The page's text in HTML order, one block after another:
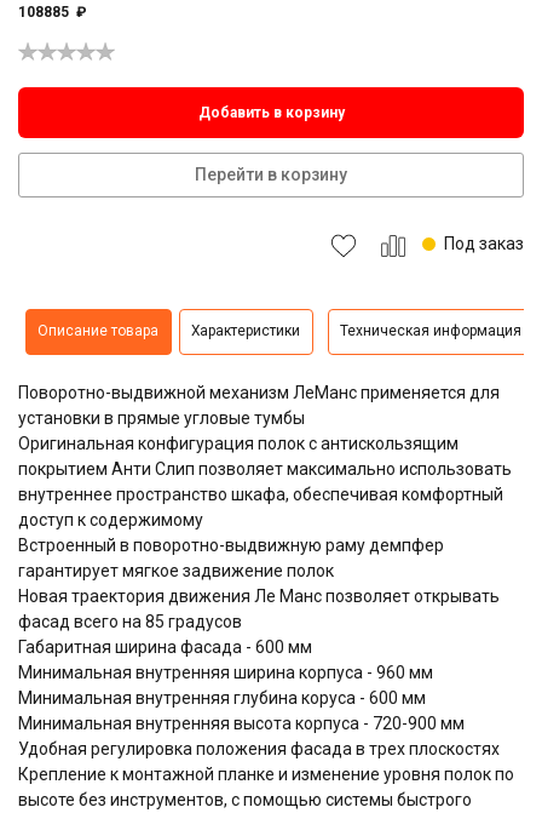
108885 ₽
Добавить в корзину
Перейти в корзину
Под заказ
Описание товара Характеристики Техническая информация
Поворотно-выдвижной механизм ЛеМанс применяется для
установки в прямые угловые тумбы
Оригинальная конфигурация полок с антискользящим
покрытием Анти Слип позволяет максимально использовать
внутреннее пространство шкафа, обеспечивая комфортный
доступ к содержимому
Встроенный в поворотно-выдвижную раму демпфер
гарантирует мягкое задвижение полок
Новая траектория движения Ле Манс позволяет открывать
фасад всего на 85 градусов
Габаритная ширина фасада - 600 мм
Минимальная внутренняя ширина корпуса - 960 мм
Минимальная внутренняя глубина коруса - 600 мм
Минимальная внутренняя высота корпуса - 720-900 мм
Удобная регулировка положения фасада в трех плоскостях
Крепление к монтажной планке и изменение уровня полок по
высоте без инструментов, с помощью системы быстрого